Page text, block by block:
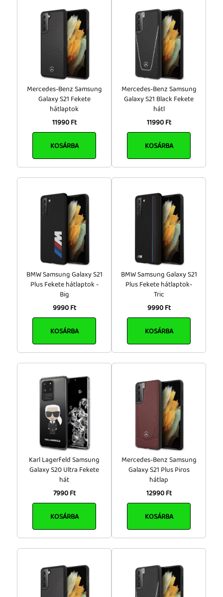
Mercedes-Benz Samsung
Galaxy S21 Fekete
hátlaptok
11990 Ft
KOSÁRBA
Mercedes-Benz Samsung
Galaxy S21 Black Fekete
hátl
11990 Ft
KOSÁRBA
BMW Samsung Galaxy S21
Plus Fekete hátlaptok -
Big
9990 Ft
KOSÁRBA
BMW Samsung Galaxy S21
Plus Fekete hátlaptok-
Tric
9990 Ft
KOSÁRBA
Karl Lagerfeld Samsung
Galaxy S20 Ultra Fekete
hát
7990 Ft
KOSÁRBA
Mercedes-Benz Samsung
Galaxy S21 Plus Piros
hátlap
12990 Ft
KOSÁRBA